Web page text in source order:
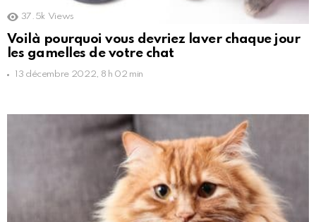
37.5k Views
Voilà pourquoi vous devriez laver chaque jour
les gamelles de votre chat
13 décembre 2022, 8 h 02 min